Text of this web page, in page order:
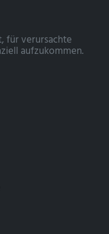
für verursachte
aufzukommen.